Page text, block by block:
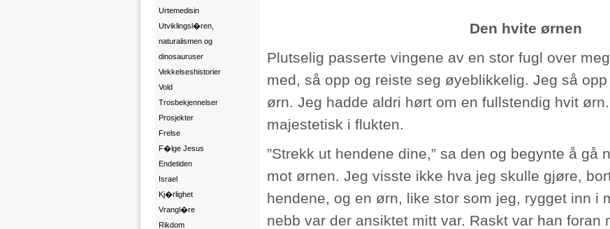
Urtemedisin
Utviklingsl�ren,
naturalismen og
dinosauruser
Vekkelseshistorier
Vold
Trosbekjennelser
Prosjekter
Frelse
F�lge Jesus
Endetiden
Israel
Kj�rlighet
Vrangl�re
Rikdom
Den hvite ørnen
Plutselig passerte vingene av en stor fugl over
med, så opp og reiste seg øyeblikkelig. Jeg så
ørn. Jeg hadde aldri hørt om en fullstendig hvit
majestetisk i flukten.
”Strekk ut hendene dine,” sa den og begynte å gå
mot ørnen. Jeg visste ikke hva jeg skulle gjøre,
hendene, og en ørn, like stor som jeg, rygget inn i
nebb var der ansiktet mitt var. Raskt var han foran